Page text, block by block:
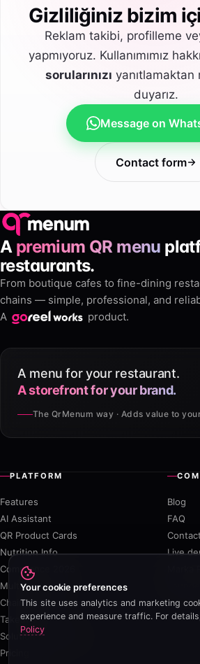
Gizliliğiniz bizim
Reklam takibi, profilleme
yapmıyoruz. Kullanımımız
sorularınızı yanıtlamaktan
duyarız.
Message on
Contact form
A premium QR menu
restaurants.
From boutique cafes to fine-dining
chains — simple, professional, and
A
product.
A menu for your restaurant.
A storefront for your brand.
The QrMenum way · Adds value to
PLATFORM
Features
AI Assistant
QR Product Cards
Nutrition Info
Compliance 2026
Multi-outlet
Chain Program
Takeaway
Solution Partnership
Pricing
Blog
FAQ
Contact
Live
Your cookie preferences
This site uses analytics and marketing
experience and measure traffic. For
Policy